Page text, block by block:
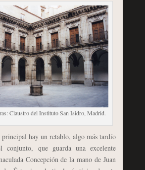
Claustro del Instituto San Isidro, Madrid.
hay un retablo, algo más tardío
conjunto, que guarda una excelente
Concepción de la mano de Juan